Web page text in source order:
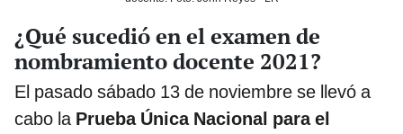
¿Qué sucedió en el examen de
nombramiento docente 2021?
El pasado sábado 13 de noviembre se llevó a
cabo la Prueba Única Nacional para el